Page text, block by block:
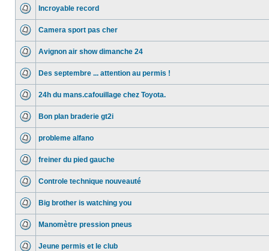
Incroyable record
Camera sport pas cher
Avignon air show dimanche 24
Des septembre ... attention au permis !
24h du mans.cafouillage chez Toyota.
Bon plan braderie gt2i
probleme alfano
freiner du pied gauche
Controle technique nouveauté
Big brother is watching you
Manomètre pression pneus
Jeune permis et le club